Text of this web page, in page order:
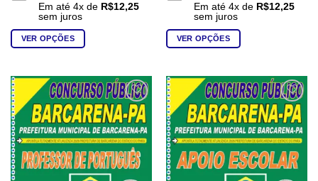
Em até 4x de R$12,25
sem juros
VER OPÇÕES
tem
várias
variantes.
As
opções
podem
ser
Em até 4x de R$12,25
sem juros
VER OPÇÕES
tem
várias
variantes.
As
opções
podem
ser
Add to
wishlist
Add to
wishlist